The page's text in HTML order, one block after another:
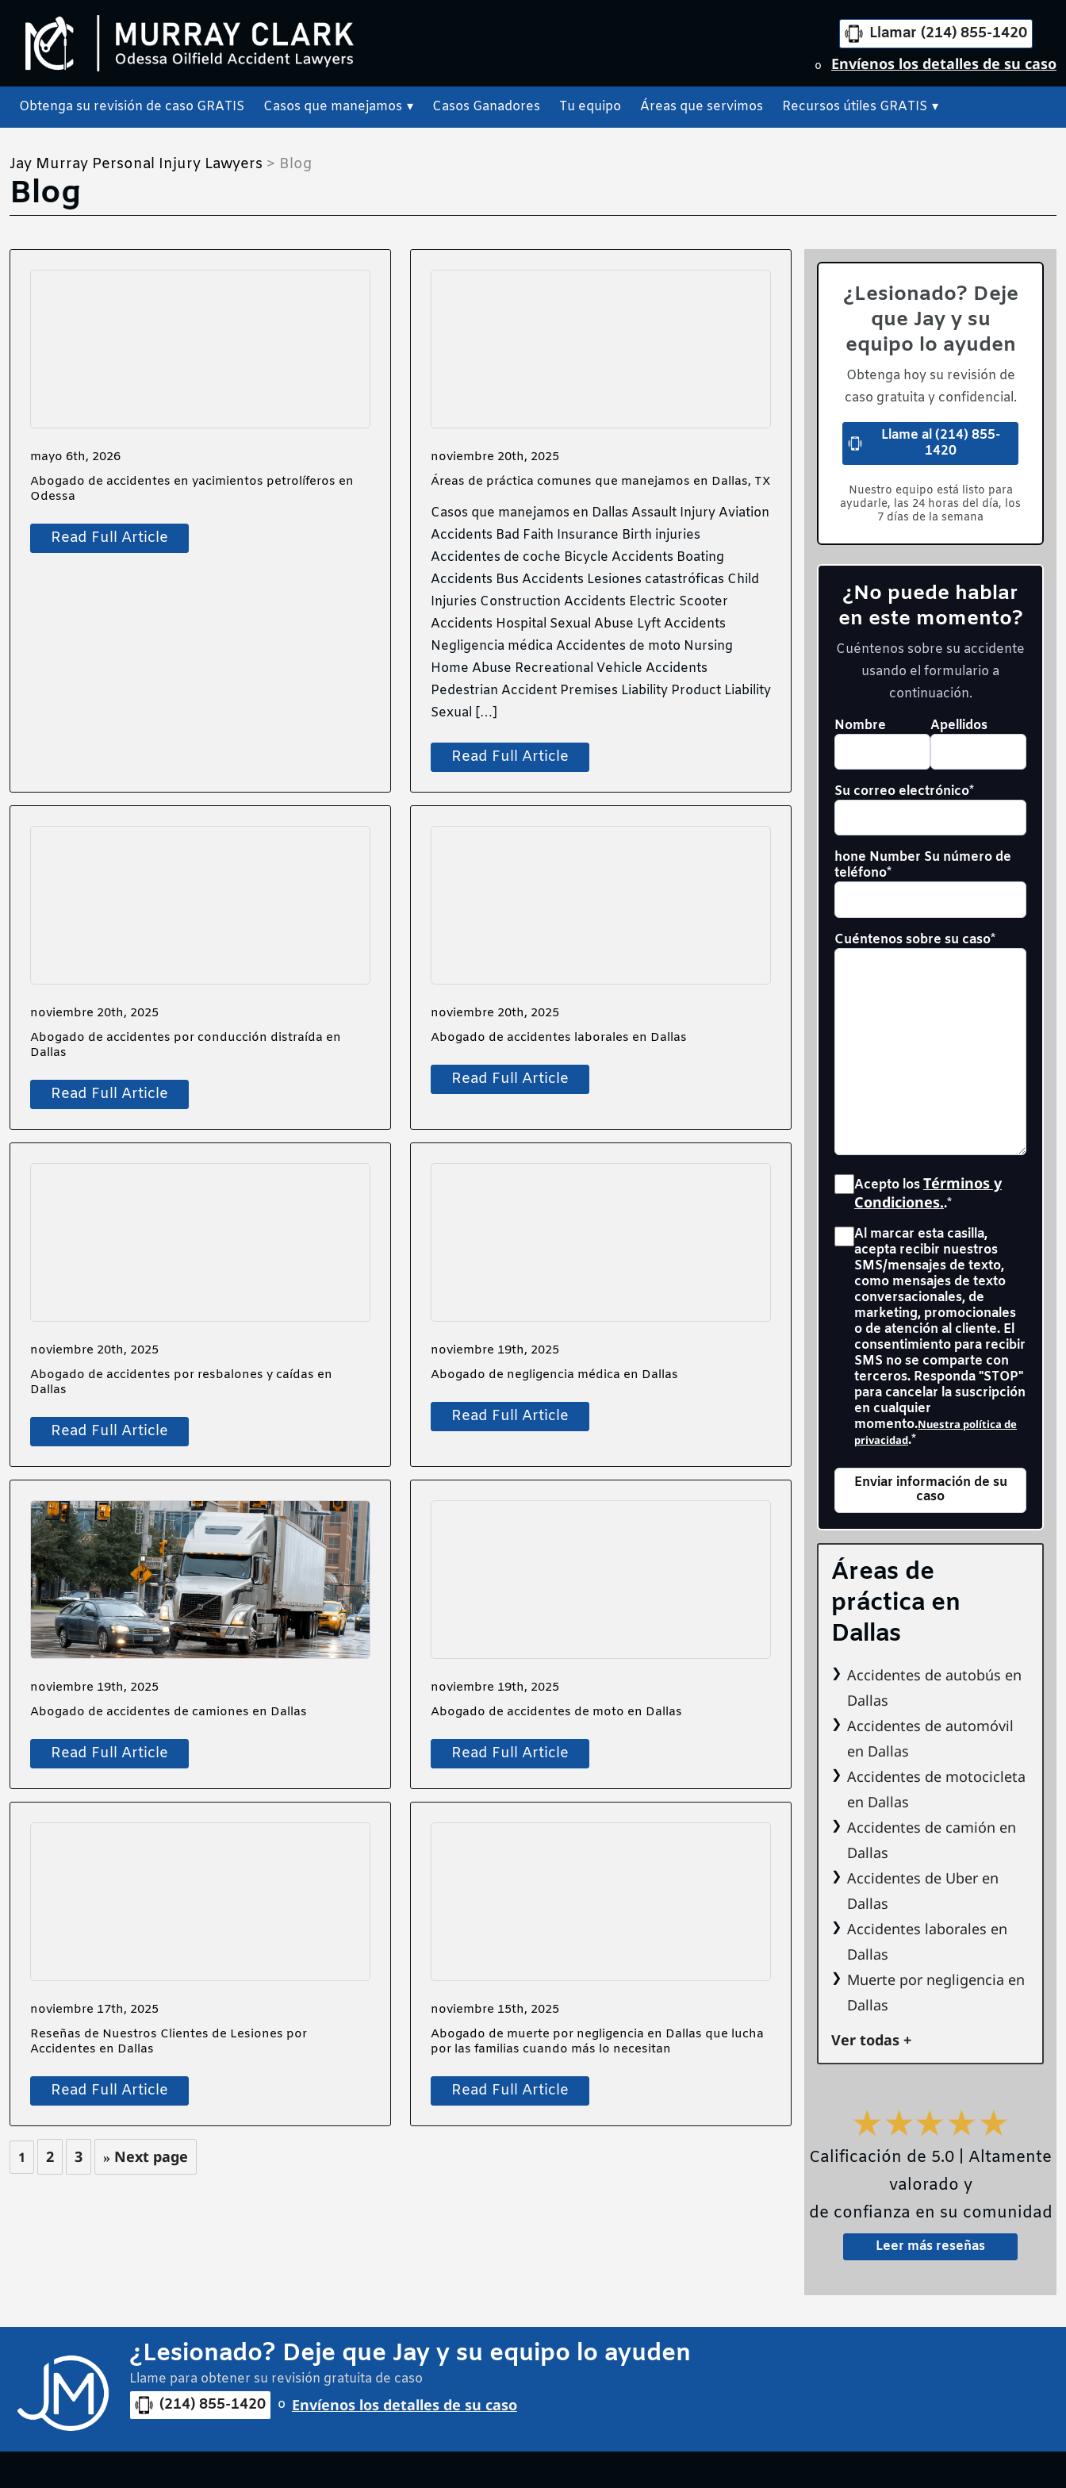
Llamar (214) 855-1420
o Envíenos los detalles de su caso
Obtenga su revisión de caso GRATIS Casos que manejamos ▾ Casos Ganadores Tu equipo Áreas que servimos Recursos útiles GRATIS ▾
Jay Murray Personal Injury Lawyers > Blog
Blog
mayo 6th, 2026
Abogado de accidentes en yacimientos petrolíferos en
Odessa
Read Full Article
noviembre 20th, 2025
Áreas de práctica comunes que manejamos en Dallas, TX
Casos que manejamos en Dallas Assault Injury Aviation
Accidents Bad Faith Insurance Birth injuries
Accidentes de coche Bicycle Accidents Boating
Accidents Bus Accidents Lesiones catastróficas Child
Injuries Construction Accidents Electric Scooter
Accidents Hospital Sexual Abuse Lyft Accidents
Negligencia médica Accidentes de moto Nursing
Home Abuse Recreational Vehicle Accidents
Pedestrian Accident Premises Liability Product Liability
Sexual […]
Read Full Article
noviembre 20th, 2025
Abogado de accidentes por conducción distraída en
Dallas
Read Full Article
noviembre 20th, 2025
Abogado de accidentes laborales en Dallas
Read Full Article
noviembre 20th, 2025
Abogado de accidentes por resbalones y caídas en
Dallas
Read Full Article
noviembre 19th, 2025
Abogado de negligencia médica en Dallas
Read Full Article
noviembre 19th, 2025
Abogado de accidentes de camiones en Dallas
Read Full Article
noviembre 19th, 2025
Abogado de accidentes de moto en Dallas
Read Full Article
noviembre 17th, 2025
Reseñas de Nuestros Clientes de Lesiones por
Accidentes en Dallas
Read Full Article
noviembre 15th, 2025
Abogado de muerte por negligencia en Dallas que lucha
por las familias cuando más lo necesitan
Read Full Article
1 2 3 » Next page
¿Lesionado? Deje
que Jay y su
equipo lo ayuden
Obtenga hoy su revisión de
caso gratuita y confidencial.
Llame al (214) 855-
1420
Nuestro equipo está listo para
ayudarle, las 24 horas del día, los
7 días de la semana
¿No puede hablar
en este momento?
Cuéntenos sobre su accidente
usando el formulario a
continuación.
Su
nombre
Nombre Apellidos
Su correo electrónico*
hone Number Su número de
teléfono*
Cuéntenos sobre su caso*
Consent*
Acepto losTérminos y
Condiciones..*
Consent*
Al marcar esta casilla,
acepta recibir nuestros
SMS/mensajes de texto,
como mensajes de texto
conversacionales, de
marketing, promocionales
o de atención al cliente. El
consentimiento para recibir
SMS no se comparte con
terceros. Responda "STOP"
para cancelar la suscripción
en cualquier
momento.Nuestra política de
privacidad.*
Áreas de
práctica en
Dallas
Accidentes de autobús en
Dallas
Accidentes de automóvil
en Dallas
Accidentes de motocicleta
en Dallas
Accidentes de camión en
Dallas
Accidentes de Uber en
Dallas
Accidentes laborales en
Dallas
Muerte por negligencia en
Dallas
Ver todas +
Calificación de 5.0 | Altamente
valorado y
de confianza en su comunidad
Leer más reseñas
¿Lesionado? Deje que Jay y su equipo lo ayuden
Llame para obtener su revisión gratuita de caso
(214) 855-1420 o Envíenos los detalles de su caso